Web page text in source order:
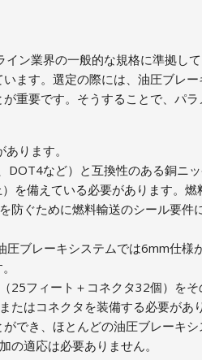
ン業界の一般的な規格に準拠し
ます。選定の際には、油圧ブレー
重要です。そうすることで、パ
ります。
DOT4など）と互換性のある銅ニ
を備えている必要があります。燃
防ぐために燃料輸送のシール要件
ブレーキシステムでは6mm仕様
25フィート＋コネクタ32個）をそ
たはコネクタを装備する必要があ
でき、ほとんどの油圧ブレーキシ
の適応は必要ありません。